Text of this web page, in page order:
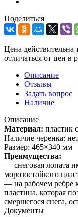
Поделиться
Цена действительна
отличаться от цен в
Описание
Отзывы
Задать вопрос
Наличие
Описание
Материал: пластик
Наличие черенка:
Размер: 465×340 мм
Преимущества:
— снеговая лопата
морозостойкого
— на рабочем ребре
пластина, которая
смершегося снега,
Документы